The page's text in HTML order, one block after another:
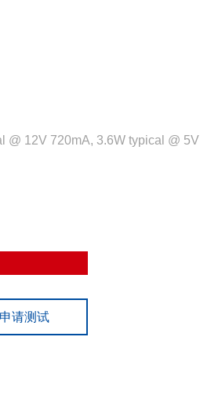
@ 12V 720mA, 3.6W typical @ 5V
申请测试